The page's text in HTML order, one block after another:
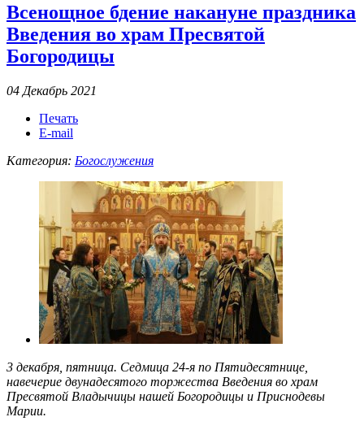
Всенощное бдение накануне праздника
Введения во храм Пресвятой
Богородицы
04 Декабрь 2021
Печать
E-mail
Категория: Богослужения
3 декабря, пятница. Седмица 24-я по Пятидесятнице,
навечерие двунадесятого торжества Введения во храм
Пресвятой Владычицы нашей Богородицы и Приснодевы
Марии.